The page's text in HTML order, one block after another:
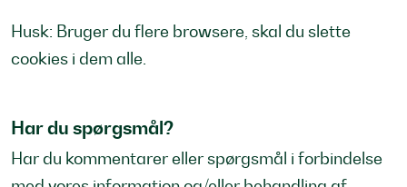
Husk: Bruger du flere browsere, skal du slette
cookies i dem alle.
Har du spørgsmål?
Har du kommentarer eller spørgsmål i forbindelse